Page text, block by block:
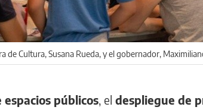
de Cultura, Susana Rueda, y el gobernador,
públicos, el despliegue de